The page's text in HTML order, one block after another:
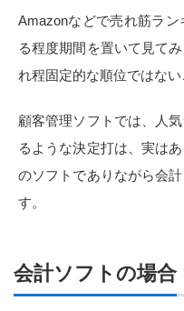
Amazonなどで売れ筋ラ
る程度期間を置いて見て
れ程固定的な順位ではな
顧客管理ソフトでは、人
るような決定打は、実は
のソフトでありながら会
す。
会計ソフトの場合